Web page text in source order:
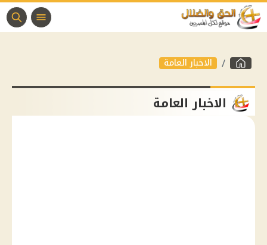
الاخبار العامة
الاخبار العامة